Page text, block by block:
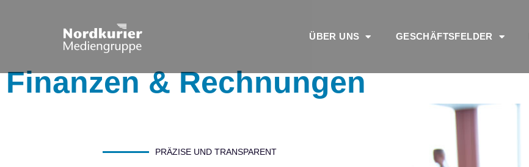
ÜBER UNS GESCHÄFTSFELDER
Finanzen & Rechnungen
PRÄZISE UND TRANSPARENT